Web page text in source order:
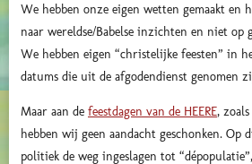
We hebben onze eigen wetten gemaakt en
naar wereldse/Babelse inzichten en niet op
We hebben eigen “christelijke feesten” in
datums die uit de afgodendienst genomen
Maar aan de feestdagen van de HEERE,
hebben wij geen aandacht geschonken. Op
politiek de weg ingeslagen tot